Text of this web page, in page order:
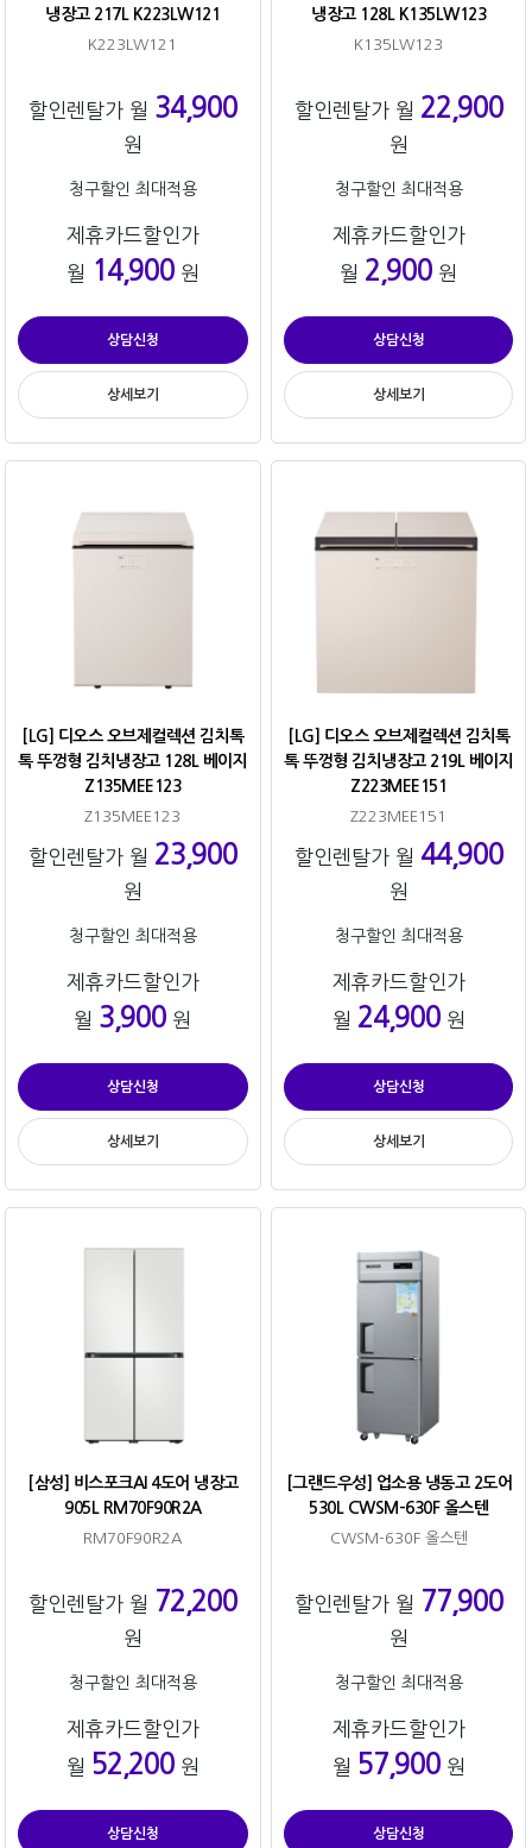
냉장고 217L K223LW121
K223LW121
할인렌탈가 월 34,900
원
청구할인 최대적용
제휴카드할인가
월 14,900원
상담신청
상세보기
냉장고 128L K135LW123
K135LW123
할인렌탈가 월 22,900
원
청구할인 최대적용
제휴카드할인가
월 2,900 원
상담신청
상세보기
[LG] 디오스 오브제컬렉션 김치톡
톡 뚜껑형 김치냉장고 128L 베이지
Z135MEE123
Z135MEE123
할인렌탈가 월 23,900
원
청구할인 최대적용
제휴카드할인가
월 3,900 원
상담신청
상세보기
[LG] 디오스 오브제컬렉션 김치톡
톡 뚜껑형 김치냉장고 219L 베이지
Z223MEE151
Z223MEE151
할인렌탈가 월 44,900
원
청구할인 최대적용
제휴카드할인가
월 24,900원
상담신청
상세보기
[삼성] 비스포크AI 4도어 냉장고
905L RM70F90R2A
RM70F90R2A
할인렌탈가 월 72,200
원
청구할인 최대적용
제휴카드할인가
월 52,200원
상담신청
[그랜드우성] 업소용 냉동고 2도어
530L CWSM-630F 올스텐
CWSM-630F 올스텐
할인렌탈가 월 77,900
원
청구할인 최대적용
제휴카드할인가
월 57,900원
상담신청